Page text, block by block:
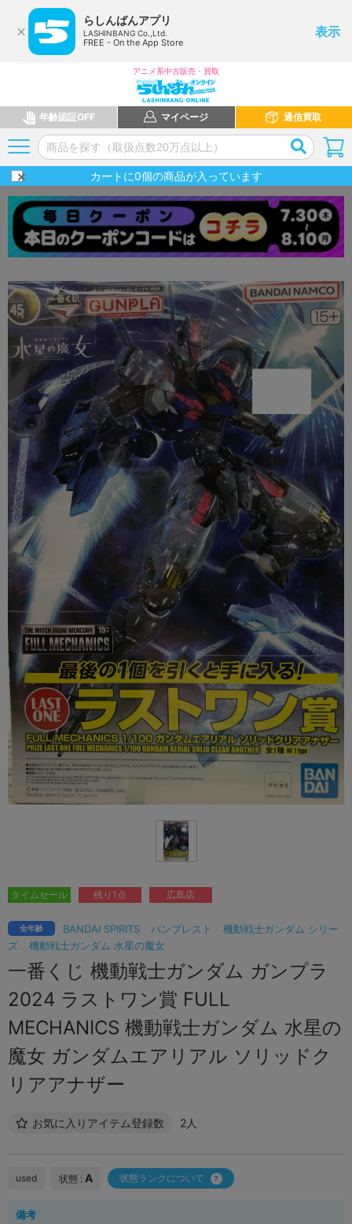
らしんばんアプリ
LASHINBANG Co.,Ltd.
FREE - On the App Store
表示
アニメ系中古販売・買取
年齢認証OFF マイページ 通信買取
カートに0個の商品が入っています
BANDAI SPIRITS バンプレスト
機動戦士ガンダム シリー
ズ
機動戦士ガンダム 水星の魔女
全年齢
一番くじ 機動戦士ガンダム ガンプラ
2024 ラストワン賞 FULL
MECHANICS 機動戦士ガンダム 水星の
魔女 ガンダムエアリアル ソリッドク
リアアナザー
お気に入りアイテム登録数 2人
タイムセール 残り1点 広島店
used 状態 : A 状態ランクについて
備考